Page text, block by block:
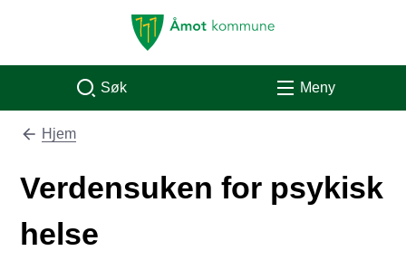
Åmot kommune
Søk Meny
Du er her:
Hjem
Verdensuken for psykisk
helse